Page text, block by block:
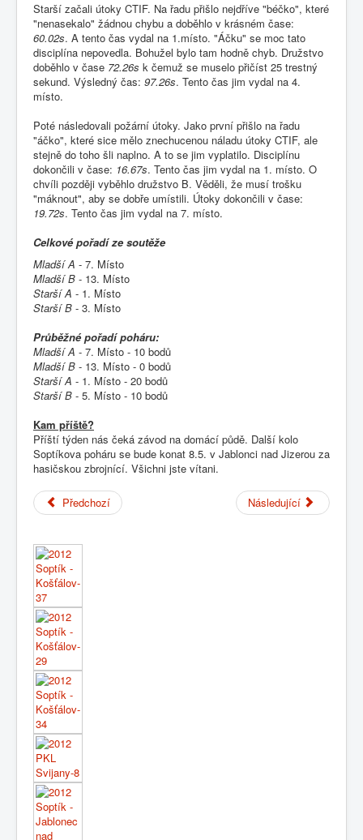
Starší začali útoky CTIF. Na řadu přišlo nejdříve "béčko", které
"nenasekalo" žádnou chybu a doběhlo v krásném čase:
60.02s. A tento čas vydal na 1.místo. "Áčku" se moc tato
disciplína nepovedla. Bohužel bylo tam hodně chyb. Družstvo
doběhlo v čase 72.26s k čemuž se muselo přičíst 25 trestný
sekund. Výsledný čas: 97.26s. Tento čas jim vydal na 4.
místo.
Poté následovali požární útoky. Jako první přišlo na řadu
"áčko", které sice mělo znechucenou náladu útoky CTIF, ale
stejně do toho šli naplno. A to se jim vyplatilo. Disciplínu
dokončili v čase: 16.67s. Tento čas jim vydal na 1. místo. O
chvíli později vyběhlo družstvo B. Věděli, že musí trošku
"máknout", aby se dobře umístili. Útoky dokončili v čase:
19.72s. Tento čas jim vydal na 7. místo.
Celkové pořadí ze soutěže
Mladší A - 7. Místo
Mladší B - 13. Místo
Starší A - 1. Místo
Starší B - 3. Místo
Průběžné pořadí poháru:
Mladší A - 7. Místo - 10 bodů
Mladší B - 13. Místo - 0 bodů
Starší A - 1. Místo - 20 bodů
Starší B - 5. Místo - 10 bodů
Kam příště?
Příští týden nás čeká závod na domácí půdě. Další kolo
Soptíkova poháru se bude konat 8.5. v Jablonci nad Jizerou za
hasičskou zbrojnící. Všichni jste vítani.
Předchozí Následující